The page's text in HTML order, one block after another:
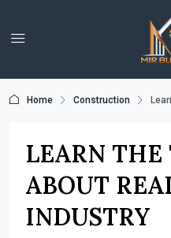
Home Construction
LEARN
ABOUT
INDUSTRY